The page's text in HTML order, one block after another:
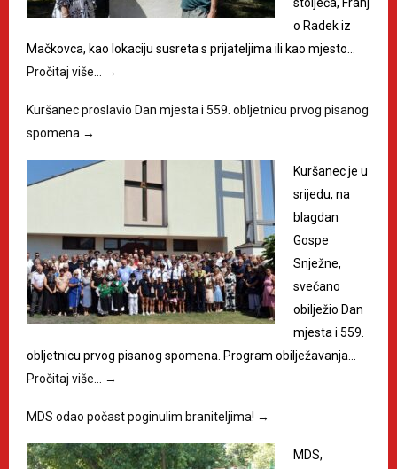
o Radek iz
Mačkovca, kao lokaciju susreta s prijateljima ili kao mjesto…
Pročitaj više…
→
Kuršanec proslavio Dan mjesta i 559. obljetnicu prvog pisanog
spomena →
Kuršanec je u
srijedu, na
blagdan
Gospe
Snježne,
svečano
obilježio Dan
mjesta i 559.
obljetnicu prvog pisanog spomena. Program obilježavanja…
Pročitaj više…
→
MDS odao počast poginulim braniteljima! →
MDS,